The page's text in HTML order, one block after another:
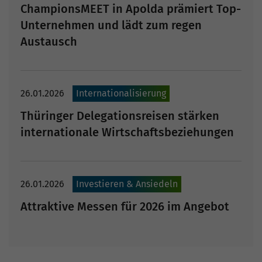
ChampionsMEET in Apolda prämiert Top-
Unternehmen und lädt zum regen
Austausch
26.01.2026 Internationalisierung
Thüringer Delegationsreisen stärken
internationale Wirtschaftsbeziehungen
26.01.2026 Investieren & Ansiedeln
Attraktive Messen für 2026 im Angebot